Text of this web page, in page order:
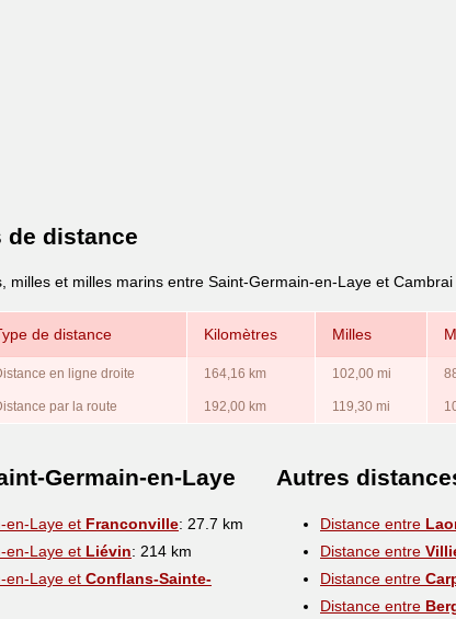
de distance
milles et milles marins entre Saint-Germain-en-Laye et
de distance Kilomètres Milles
en ligne droite 164,16 km 102,00 mi
par la route 192,00 km 119,30 mi
Germain-en-Laye
en-Laye et Franconville: 27.7 km
en-Laye et Liévin: 214 km
en-Laye et Conflans-Sainte-
Autres
Distance entre
Distance entre
Distance entre
Distance entre